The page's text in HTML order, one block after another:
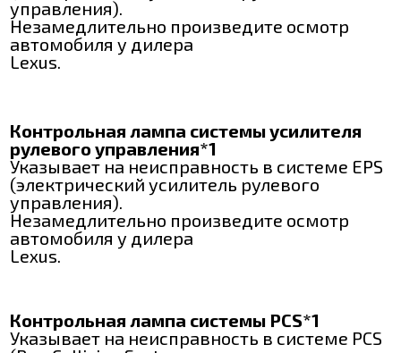
управления).
Незамедлительно произведите осмотр
автомобиля у дилера
Lexus.
Контрольная лампа системы усилителя
рулевого управления*1
Указывает на неисправность в системе EPS
(электрический усилитель рулевого
управления).
Незамедлительно произведите осмотр
автомобиля у дилера
Lexus.
Контрольная лампа системы PCS*1
Указывает на неисправность в системе PCS